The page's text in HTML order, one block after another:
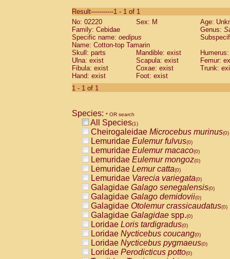
CebidaeSaguinus labiatus(0)
Cebidae Saguinus leucopus (0)
Cebidae
CebidaeSaguinus mystax
Cebidae Saguinus nigricollis (0)
Cebidae Saguinus oedipus
Cebidae Saguinus weddelli
Cebidae Saguinusspp.
Cebidae
CebidaeCebus capucinus
CebidaeCebus nigrivittatus
CebidaeCebus spp.(0)
CebidaeSaimiri boliviensis(0)
CebidaeSaimiri sciureus(0)
AtelidaeAlouatta caraya(0)
AtelidaeAlouatta fusca(0)
AtelidaeAlouatta seniculus(0)
AtelidaeAlouattaspp.(0)
AtelidaeAteles belzebuth(0)
AtelidaeAteles geoffroyi(0)
AtelidaeAteles paniscus(0)
AtelidaeAtelesspp.(0)
AtelidaeLagothrix lagothricha(0)
AtelidaeLagothrix lagothricha cana
PitheciidaeCacajao calvus
Result-----------1 - 1 of 1
No: 02220
Sex: M
Age:
Family: Cebidae
Genus:
Specific name: oedipus
Name: Cotton-top Tamarin
Skull: parts
Mandible: exist
Ulna: exist
Scapula: exist
Femur:
Fibula: exist
Coxae: exist
Trunk:
Hand: exist
Foot: exist
1 - 1 of 1
Species: * OR search
All Species(1)
Cheirogaleidae Microcebus murinus(0)
Lemuridae Eulemur fulvus(0)
Lemuridae Eulemur macaco(0)
Lemuridae Eulemur mongoz(0)
Lemuridae Lemur catta(0)
Lemuridae Varecia variegata(0)
Galagidae Galago senegalensis(0)
Galagidae Galago demidovii(0)
Galagidae Otolemur crassicaudatus(0)
Galagidae Galagidae spp.(0)
Loridae Loris tardigradus(0)
Loridae Nycticebus coucang(0)
Loridae Nycticebus pygmaeus(0)
Loridae Perodicticus potto(0)